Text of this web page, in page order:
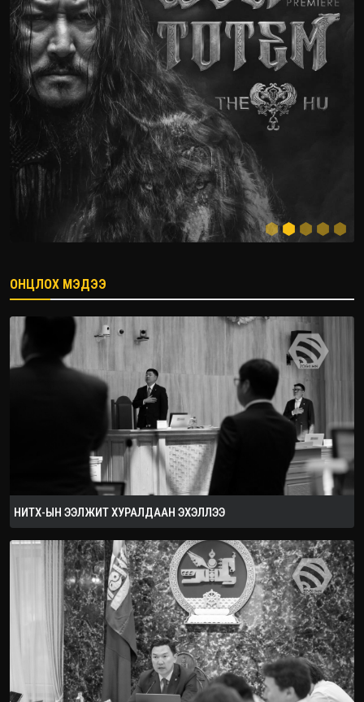
2026.08.08
ОНЦЛОХ МЭДЭЭ
НИТХ-ЫН ЭЭЛЖИТ ХУРАЛДААН ЭХЭЛЛЭЭ